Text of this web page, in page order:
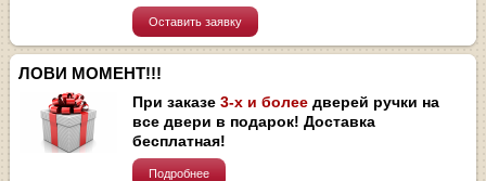
Оставить заявку
ЛОВИ МОМЕНТ!!!
При заказе3-х и более дверей ручки на
все двери в подарок! Доставка
бесплатная!
Подробнее